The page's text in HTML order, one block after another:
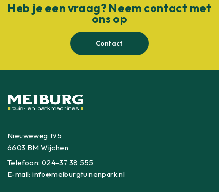
Heb je een vraag? Neem contact met
ons op
Contact
Nieuweweg 195
6603 BM Wijchen
Telefoon:024-37 38 555
E-mail:info@meiburgtuinenpark.nl